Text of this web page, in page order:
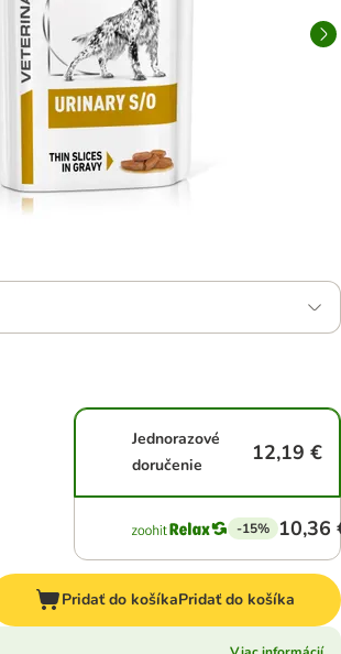
Jednorazové
doručenie
12,19 €
-15% 10,36
Pridať do košíkaPridať do košíka